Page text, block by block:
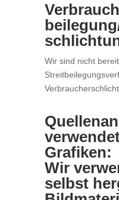
Wir sind nicht
Grafiken:
Wir
selbst